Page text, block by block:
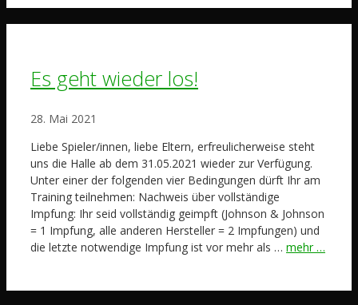
Es geht wieder los!
28. Mai 2021
Liebe Spieler/innen, liebe Eltern, erfreulicherweise steht
uns die Halle ab dem 31.05.2021 wieder zur Verfügung.
Unter einer der folgenden vier Bedingungen dürft Ihr am
Training teilnehmen: Nachweis über vollständige
Impfung: Ihr seid vollständig geimpft (Johnson & Johnson
= 1 Impfung, alle anderen Hersteller = 2 Impfungen) und
die letzte notwendige Impfung ist vor mehr als … mehr …